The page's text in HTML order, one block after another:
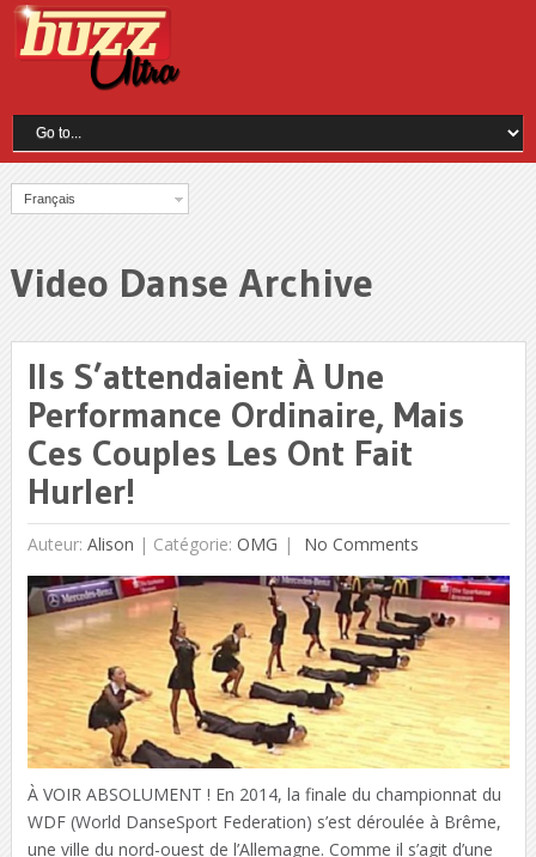
Français
Video Danse Archive
Ils S’attendaient À Une
Performance Ordinaire, Mais
Ces Couples Les Ont Fait
Hurler!
Auteur: Alison | Catégorie: OMG No Comments
À VOIR ABSOLUMENT ! En 2014, la finale du championnat du
WDF (World DanseSport Federation) s’est déroulée à Brême,
une ville du nord-ouest de l’Allemagne. Comme il s’agit d’une